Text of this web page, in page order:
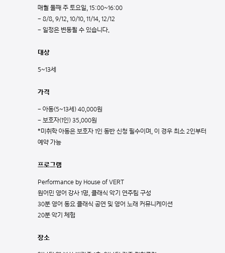
매월 둘째 주 토요일, 15:00~16:00
- 8/8, 9/12, 10/10, 11/14, 12/12
- 일정은 변동될 수 있습니다.
대상
5~13세
가격
- 아동(5~13세) 40,000원
- 보호자(1인) 35,000원
*미취학 아동은 보호자 1인 동반 신청 필수이며, 이 경우 최소 2인부터
예약 가능
프로그램
Performance by House of VERT
원어민 영어 강사 1명, 클래식 악기 연주팀 구성
30분 영어 동요 클래식 공연 및 영어 노래 커뮤니케이션
20분 악기 체험
장소